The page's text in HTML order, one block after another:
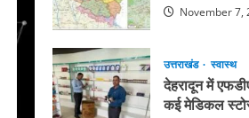
November 7,
उत्तराखंड स्वास्थ
देहरादून में
कई मेडिकल